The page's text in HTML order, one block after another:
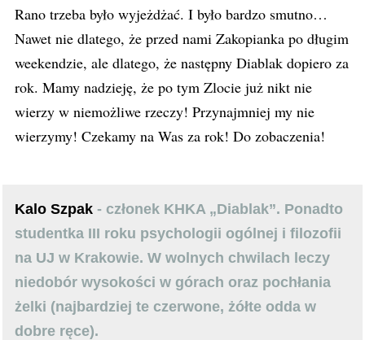
Rano trzeba było wyjeżdżać. I było bardzo smutno…
Nawet nie dlatego, że przed nami Zakopianka po długim
weekendzie, ale dlatego, że następny Diablak dopiero za
rok. Mamy nadzieję, że po tym Zlocie już nikt nie
wierzy w niemożliwe rzeczy! Przynajmniej my nie
wierzymy! Czekamy na Was za rok! Do zobaczenia!
Kalo Szpak - członek KHKA „Diablak”. Ponadto
studentka III roku psychologii ogólnej i filozofii
na UJ w Krakowie. W wolnych chwilach leczy
niedobór wysokości w górach oraz pochłania
żelki (najbardziej te czerwone, żółte odda w
dobre ręce).